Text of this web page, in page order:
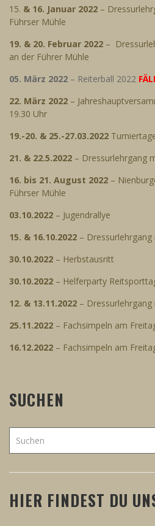
15. & 16. Januar 2022 –
Führser Mühle
19. & 20. Februar 2022 –
an der Führer Mühle
05. März 2022 – Reiterball 2022
22. März 2022 –
19.30 Uhr
19.-20. & 25.-27.03.2022
21. & 22.5.2022 – Dressurlehrgang
16. bis 21. August 2022 –
Führser Mühle
03.10.2022 – Jugendrallye
15. & 16.10.2022 –
30.10.2022 – Herbstausritt
30.10.2022 – Helferparty
12. & 13.11.2022 – Dressurlehrgang
25.11.2022 – Fachsimpeln am
16.12.2022 – Fachsimpeln am
SUCHEN
HIER FINDEST DU